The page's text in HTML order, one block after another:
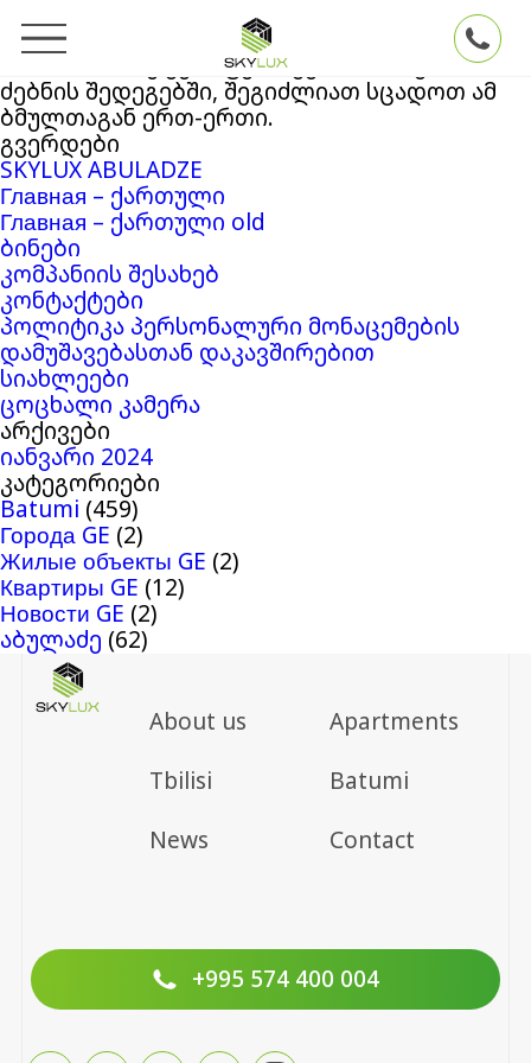
თქვენ ეძებდით
Skyluxბლოგის არქივში
. თუ ვერაფერი ვერ მოიძიეთ
ძებნის შედეგებში, შეგიძლიათ სცადოთ ამ
ბმულთაგან ერთ-ერთი.
გვერდები
SKYLUX ABULADZE
Главная – ქართული
Главная – ქართული old
ბინები
კომპანიის შესახებ
კონტაქტები
პოლიტიკა პერსონალური მონაცემების
დამუშავებასთან დაკავშირებით
სიახლეები
ცოცხალი კამერა
არქივები
იანვარი 2024
კატეგორიები
Batumi (459)
Города GE (2)
Жилые объекты GE (2)
Квартиры GE (12)
Новости GE (2)
აბულაძე (62)
About us
Apartments
Tbilisi
Batumi
News
Contact
+995 574 400 004